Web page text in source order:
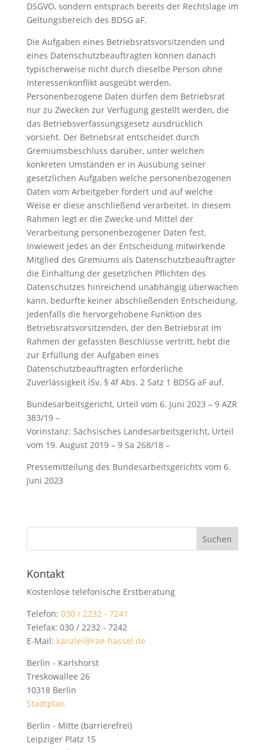
DSGVO, sondern entsprach bereits der Rechtslage im
Geltungsbereich des BDSG aF.
Die Aufgaben eines Betriebsratsvorsitzenden und
eines Datenschutzbeauftragten können danach
typischerweise nicht durch dieselbe Person ohne
Interessenkonflikt ausgeübt werden.
Personenbezogene Daten dürfen dem Betriebsrat
nur zu Zwecken zur Verfügung gestellt werden, die
das Betriebsverfassungsgesetz ausdrücklich
vorsieht. Der Betriebsrat entscheidet durch
Gremiumsbeschluss darüber, unter welchen
konkreten Umständen er in Ausübung seiner
gesetzlichen Aufgaben welche personenbezogenen
Daten vom Arbeitgeber fordert und auf welche
Weise er diese anschließend verarbeitet. In diesem
Rahmen legt er die Zwecke und Mittel der
Verarbeitung personenbezogener Daten fest.
Inwieweit jedes an der Entscheidung mitwirkende
Mitglied des Gremiums als Datenschutzbeauftragter
die Einhaltung der gesetzlichen Pflichten des
Datenschutzes hinreichend unabhängig überwachen
kann, bedurfte keiner abschließenden Entscheidung.
Jedenfalls die hervorgehobene Funktion des
Betriebsratsvorsitzenden, der den Betriebsrat im
Rahmen der gefassten Beschlüsse vertritt, hebt die
zur Erfüllung der Aufgaben eines
Datenschutzbeauftragten erforderliche
Zuverlässigkeit iSv. § 4f Abs. 2 Satz 1 BDSG aF auf.
Bundesarbeitsgericht, Urteil vom 6. Juni 2023 – 9 AZR
383/19 –
Vorinstanz: Sächsisches Landesarbeitsgericht, Urteil
vom 19. August 2019 – 9 Sa 268/18 –
Pressemitteilung des Bundesarbeitsgerichts vom 6.
Juni 2023
Kontakt
Kostenlose telefonische Erstberatung
Telefon: 030 / 2232 - 7241
Telefax: 030 / 2232 - 7242
E-Mail: kanzlei@rae-hassel.de
Berlin - Karlshorst
Treskowallee 26
10318 Berlin
Stadtplan
Berlin - Mitte (barrierefrei)
Leipziger Platz 15